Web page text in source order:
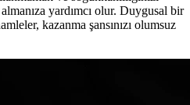
yardımcı olur. Duygusal bir
kazanma şansınızı olumsuz